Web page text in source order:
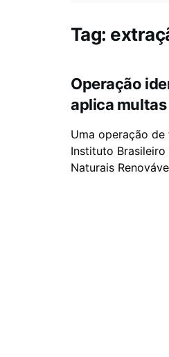
Tag:
Operação
aplica
Uma operação
Instituto
Naturais